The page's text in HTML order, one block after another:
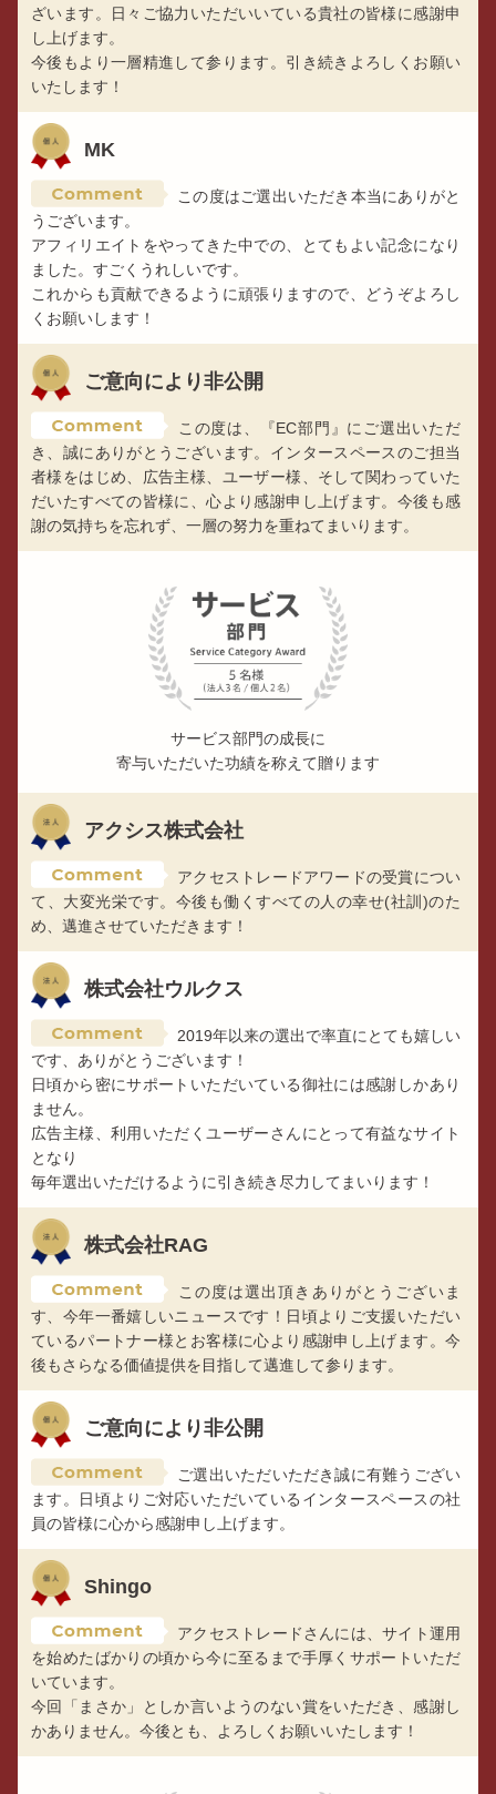
ざいます。日々ご協力いただいいている貴社の皆様に感謝申
し上げます。
今後もより一層精進して参ります。引き続きよろしくお願い
いたします！
MK
この度はご選出いただき本当にありがと
うございます。
アフィリエイトをやってきた中での、とてもよい記念になり
ました。すごくうれしいです。
これからも貢献できるように頑張りますので、どうぞよろし
くお願いします！
ご意向により非公開
この度は、『EC部門』にご選出いただ
き、誠にありがとうございます。インタースペースのご担当
者様をはじめ、広告主様、ユーザー様、そして関わっていた
だいたすべての皆様に、心より感謝申し上げます。今後も感
謝の気持ちを忘れず、一層の努力を重ねてまいります。
サービス部門の成長に
寄与いただいた功績を称えて贈ります
アクシス株式会社
アクセストレードアワードの受賞につい
て、大変光栄です。今後も働くすべての人の幸せ(社訓)のた
め、邁進させていただきます！
株式会社ウルクス
2019年以来の選出で率直にとても嬉しい
です、ありがとうございます！
日頃から密にサポートいただいている御社には感謝しかあり
ません。
広告主様、利用いただくユーザーさんにとって有益なサイト
となり
毎年選出いただけるように引き続き尽力してまいります！
株式会社RAG
この度は選出頂きありがとうございま
す、今年一番嬉しいニュースです！日頃よりご支援いただい
ているパートナー様とお客様に心より感謝申し上げます。今
後もさらなる価値提供を目指して邁進して参ります。
ご意向により非公開
ご選出いただいただき誠に有難うござい
ます。日頃よりご対応いただいているインタースペースの社
員の皆様に心から感謝申し上げます。
Shingo
アクセストレードさんには、サイト運用
を始めたばかりの頃から今に至るまで手厚くサポートいただ
いています。
今回「まさか」としか言いようのない賞をいただき、感謝し
かありません。今後とも、よろしくお願いいたします！